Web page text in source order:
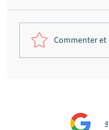
indemnise
Commenter et